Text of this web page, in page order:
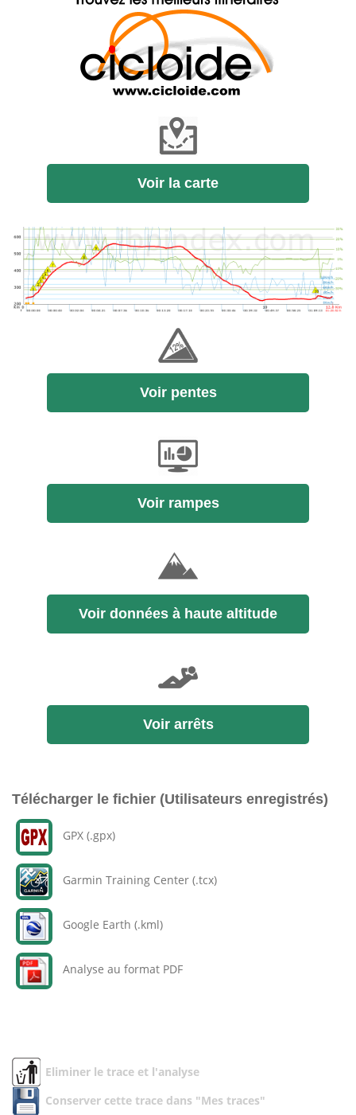
Voir la carte
Voir pentes
Voir rampes
Voir données à haute altitude
Voir arrêts
Télécharger le fichier (Utilisateurs enregistrés)
GPX (.gpx)
Garmin Training Center (.tcx)
Google Earth (.kml)
Analyse au format PDF
Eliminer le trace et l'analyse
Conserver cette trace dans "Mes traces"